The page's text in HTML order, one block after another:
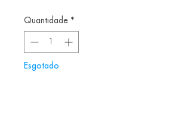
Quantidade *
Esgotado